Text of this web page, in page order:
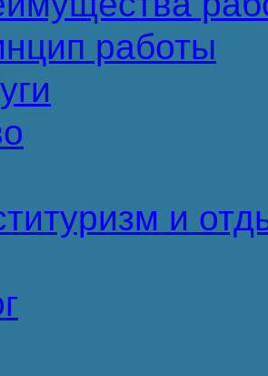
работы
туризм и